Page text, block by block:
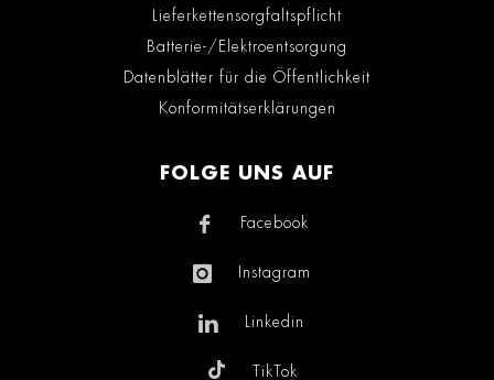
Lieferkettensorgfaltspflicht
Batterie-/Elektroentsorgung
Datenblätter für die Öffentlichkeit
Konformitätserklärungen
FOLGE UNS AUF
Facebook
Instagram
Linkedin
TikTok